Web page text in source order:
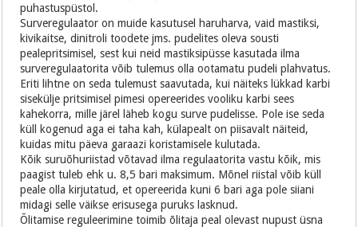
puhastuspüstol.
Surveregulaator on muide kasutusel haruharva, vaid mastiksi,
kivikaitse, dinitroli toodete jms. pudelites oleva sousti
pealepritsimisel, sest kui neid mastiksipüsse kasutada ilma
surveregulaatorita võib tulemus olla ootamatu pudeli plahvatus.
Eriti lihtne on seda tulemust saavutada, kui näiteks lükkad karbi
sisekülje pritsimisel pimesi opereerides vooliku karbi sees
kahekorra, mille järel läheb kogu surve pudelisse. Pole ise seda
küll kogenud aga ei taha kah, külapealt on piisavalt näiteid,
kuidas mitu päeva garaazi koristamisele kulutada.
Kõik suruõhuriistad võtavad ilma regulaatorita vastu kõik, mis
paagist tuleb ehk u. 8,5 bari maksimum. Mõnel riistal võib küll
peale olla kirjutatud, et opereerida kuni 6 bari aga pole siiani
midagi selle väikse erisusega puruks lasknud.
Õlitamise reguleerimine toimib õlitaja peal olevast nupust üsna